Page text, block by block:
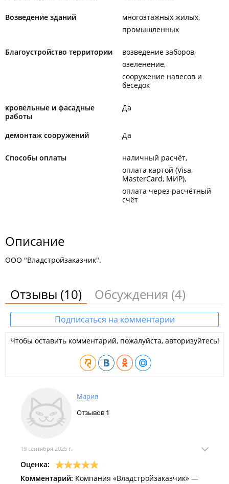
Возведение зданий
многоэтажных жилых
промышленных
Благоустройство территории
возведение заборов
озеленение
сооружение навесов и
беседок
кровельные и фасадные
работы
Да
демонтаж сооружений Да
Способы оплаты
наличный расчёт
оплата картой (Visa,
MasterCard, МИР)
оплата через расчётный
счёт
Описание
ООО "Владстройзаказчик".
Отзывы (10) Обсуждения (4)
Подписаться на комментарии
Чтобы оставить комментарий, пожалуйста, авторизуйтесь!
Мария
Отзывов 1
19 сентября 2025 г.
Оценка:
Комментарий: Компания «Владстройзаказчик» —